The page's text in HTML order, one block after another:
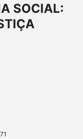
SOCIAL: